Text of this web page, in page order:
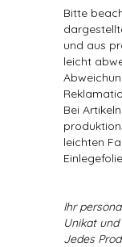
Bitte
und aus
leicht
Bei
leichten
Ihr
Unikat
Jedes